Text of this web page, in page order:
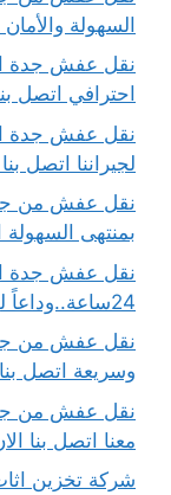
السهولة
احترافي اتصل
لجيراننا اتصل
بمنتهى السهولة
24ساعة..وداعاً لهموم الانتقال
وسريعة اتصل
معنا اتصل بنا